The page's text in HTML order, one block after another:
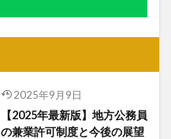
2025年9月9日
【2025年最新版】地方公務員
の兼業許可制度と今後の展望